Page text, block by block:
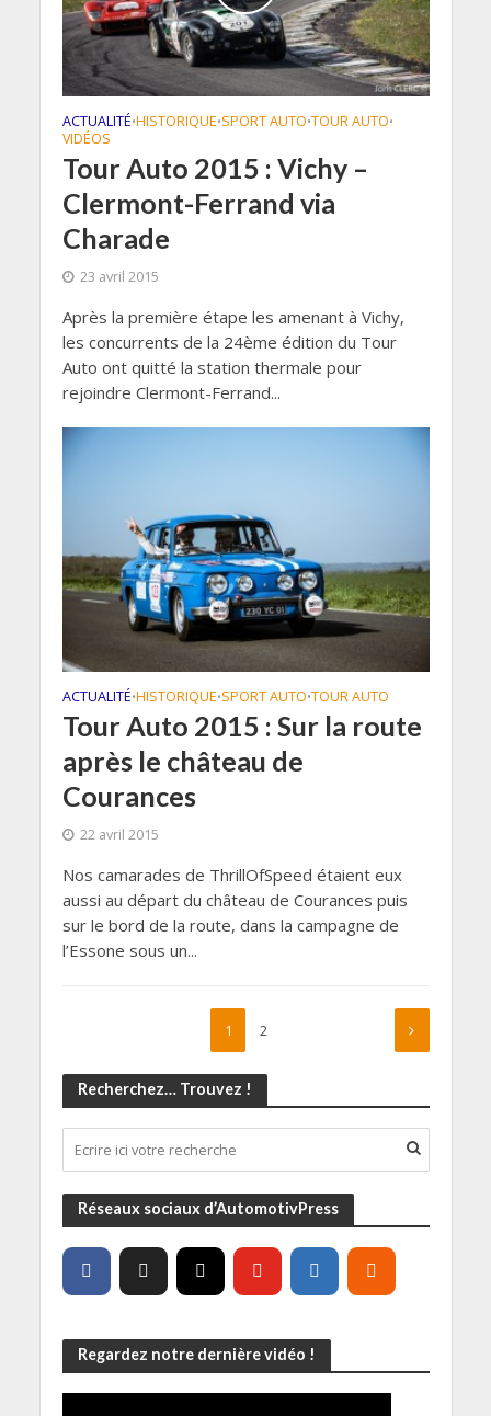
ACTUALITÉ•HISTORIQUE•SPORT AUTO•TOUR AUTO•
VIDÉOS
Tour Auto 2015 : Vichy –
Clermont-Ferrand via
Charade
23 avril 2015
Après la première étape les amenant à Vichy,
les concurrents de la 24ème édition du Tour
Auto ont quitté la station thermale pour
rejoindre Clermont-Ferrand...
ACTUALITÉ•HISTORIQUE•SPORT AUTO•TOUR AUTO
Tour Auto 2015 : Sur la route
après le château de
Courances
22 avril 2015
Nos camarades de ThrillOfSpeed étaient eux
aussi au départ du château de Courances puis
sur le bord de la route, dans la campagne de
l’Essone sous un...
1 2
Recherchez… Trouvez !
Réseaux sociaux d’AutomotivPress
Regardez notre dernière vidéo !